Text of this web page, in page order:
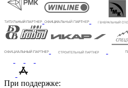
При поддержке: